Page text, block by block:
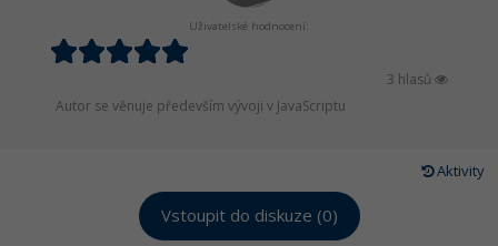
Uživatelské hodnocení:
3 hlasů
Autor se věnuje především vývoji v JavaScriptu
Aktivity
Vstoupit do diskuze (0)